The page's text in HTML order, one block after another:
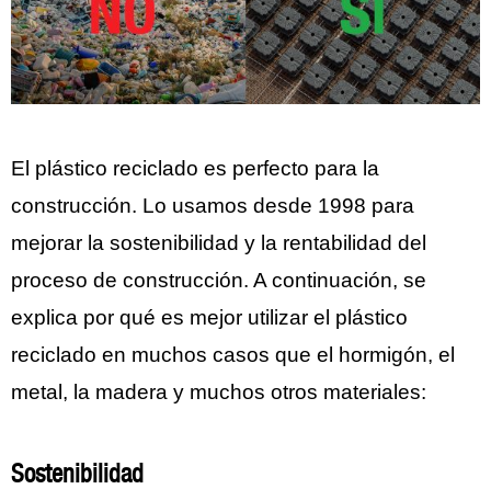
El plástico reciclado es perfecto para la
construcción. Lo usamos desde 1998 para
mejorar la sostenibilidad y la rentabilidad del
proceso de construcción. A continuación, se
explica por qué es mejor utilizar el plástico
reciclado en muchos casos que el hormigón, el
metal, la madera y muchos otros materiales:
Sostenibilidad